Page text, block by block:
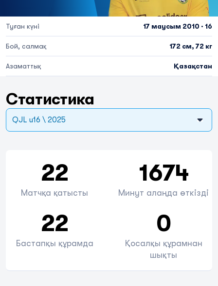
Туған күні 17 маусым 2010 · 16
Бой, салмақ 172 см, 72 кг
Азаматтық Қазақстан
Статистика
QJL u16 \ 2025
22
Матчқа қатысты
1674
Минут алаңда өткізді
22
Бастапқы құрамда
0
Қосалқы құрамнан
шықты